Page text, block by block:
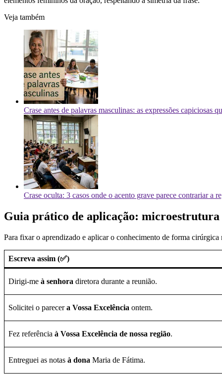
Veja também
Crase antes de palavras masculinas: as expressões capiciosas
Crase oculta: 3 casos onde o acento grave parece contrariar a
Guia prático de aplicação:
Para fixar o aprendizado e aplicar o conhecimento de forma
Escreva assim (✅)
Dirigi-me à senhora diretora durante a reunião.
Solicitei o parecera Vossa Excelência ontem.
Fez referência à Vossa Excelência de nossa região.
Entreguei as notas à dona Maria de Fátima.